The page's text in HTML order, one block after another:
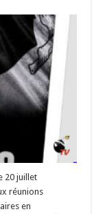
20 juillet
réunions
en